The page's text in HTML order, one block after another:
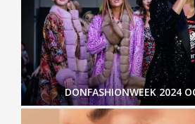
DONFASHIONWEEK